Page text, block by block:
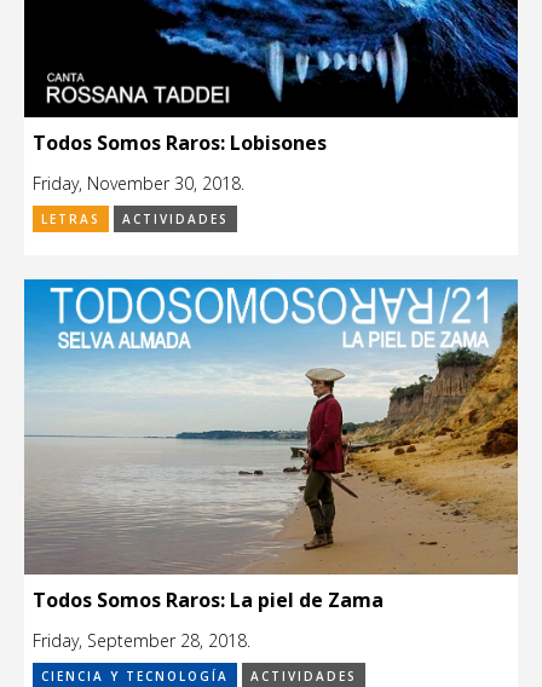
Todos Somos Raros: Lobisones
Friday, November 30, 2018.
LETRAS ACTIVIDADES
Todos Somos Raros: La piel de Zama
Friday, September 28, 2018.
CIENCIA Y TECNOLOGÍA ACTIVIDADES